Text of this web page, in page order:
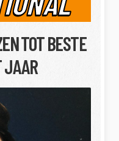
TOT BESTE
JAAR